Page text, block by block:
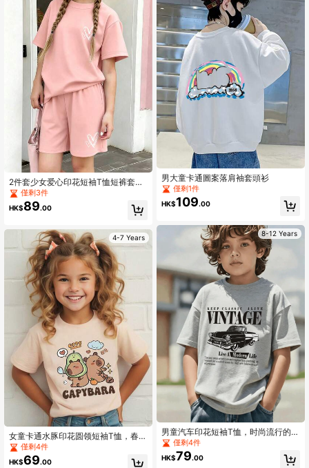
2件套少女爱心印花短袖T恤短裤套
装，休闲宽松版型，适合度假和购物
外出，夏季
僅剩3件
HK$89.00
4-7 Years
女童卡通水豚印花圆领短袖T恤，春夏
休闲T恤
僅剩4件
HK$69.00
男大童卡通圖案落肩袖套頭衫
僅剩1件
HK$109.00
8-12 Years
男童汽车印花短袖T恤，时尚流行的童
装。适合上学、度假和购物外出。休
闲百搭的春夏风格。
僅剩4件
HK$79.00